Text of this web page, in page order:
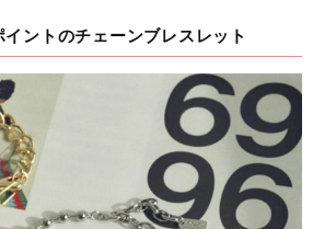
ントのチェーンブレスレット